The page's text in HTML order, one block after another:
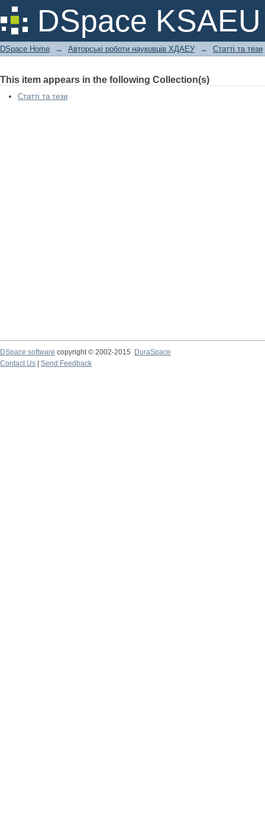
DSpace KSAEU
КІНЕТИКА ВИВІЛЬНЕННЯ
МАТЕРІАЛІВ НА ОСНОВІ
ГІАЛУРОНОВОЇ КИСЛОТИ
DSpace Home → Авторські роботи науковців ХДАЕУ → Статті та тези
This item appears in the following Collection(s)
Статті та тези
DSpace software copyright © 2002-2015
DuraSpace
Contact Us
Send Feedback